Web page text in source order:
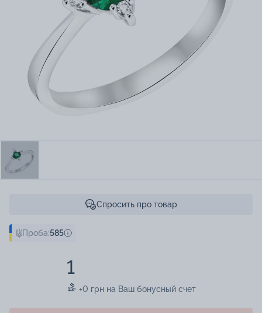
Спросить про товар
Проба:585
1
+0 грн на Ваш бонусный счет